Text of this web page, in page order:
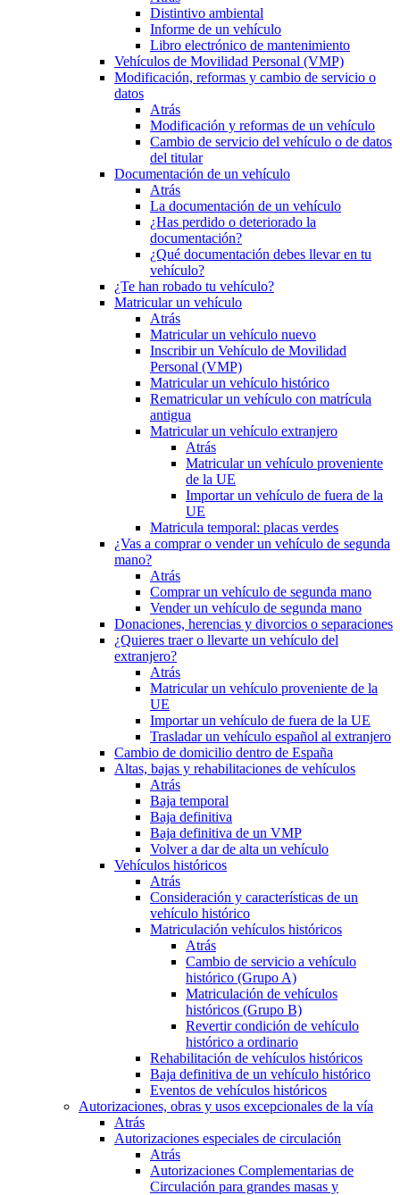
Distintivo ambiental
Informe de un vehículo
Libro electrónico de mantenimiento
Vehículos de Movilidad Personal (VMP)
Modificación, reformas y cambio de servicio o
datos
Atrás
Modificación y reformas de un vehículo
Cambio de servicio del vehículo o de datos
del titular
Documentación de un vehículo
Atrás
La documentación de un vehículo
¿Has perdido o deteriorado la
documentación?
¿Qué documentación debes llevar en tu
vehículo?
¿Te han robado tu vehículo?
Matricular un vehículo
Atrás
Matricular un vehículo nuevo
Inscribir un Vehículo de Movilidad
Personal (VMP)
Matricular un vehículo histórico
Rematricular un vehículo con matrícula
antigua
Matricular un vehículo extranjero
Atrás
Matricular un vehículo proveniente
de la UE
Importar un vehículo de fuera de la
UE
Matricula temporal: placas verdes
¿Vas a comprar o vender un vehículo de segunda
mano?
Atrás
Comprar un vehículo de segunda mano
Vender un vehículo de segunda mano
Donaciones, herencias y divorcios o separaciones
¿Quieres traer o llevarte un vehículo del
extranjero?
Atrás
Matricular un vehículo proveniente de la
UE
Importar un vehículo de fuera de la UE
Trasladar un vehículo español al extranjero
Cambio de domicilio dentro de España
Altas, bajas y rehabilitaciones de vehículos
Atrás
Baja temporal
Baja definitiva
Baja definitiva de un VMP
Volver a dar de alta un vehículo
Vehículos históricos
Atrás
Consideración y características de un
vehículo histórico
Matriculación vehículos históricos
Atrás
Cambio de servicio a vehículo
histórico (Grupo A)
Matriculación de vehículos
históricos (Grupo B)
Revertir condición de vehículo
histórico a ordinario
Rehabilitación de vehículos históricos
Baja definitiva de un vehículo histórico
Eventos de vehículos históricos
Autorizaciones, obras y usos excepcionales de la vía
Atrás
Autorizaciones especiales de circulación
Atrás
Autorizaciones Complementarias de
Circulación para grandes masas y